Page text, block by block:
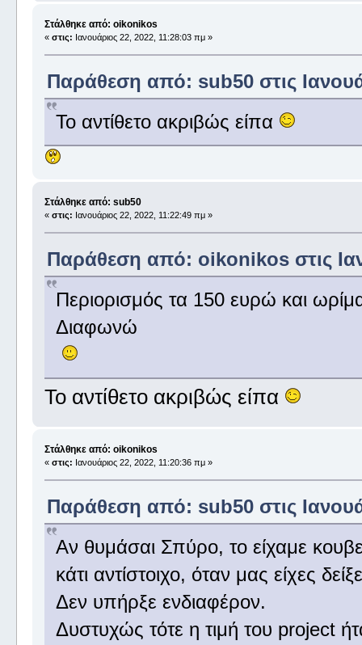
Στάλθηκε από: oikonikos
« στις: Ιανουάριος 22, 2022, 11:28:03 πμ »
Παράθεση από: sub50 στις
Το αντίθετο ακριβώς είπα
Στάλθηκε από: sub50
« στις: Ιανουάριος 22, 2022, 11:22:49 πμ »
Παράθεση από: oikonikos στις
Περιορισμός τα 150 ευρώ και
Διαφωνώ
Το αντίθετο ακριβώς είπα
Στάλθηκε από: oikonikos
« στις: Ιανουάριος 22, 2022, 11:20:36 πμ »
Παράθεση από: sub50 στις
Αν θυμάσαι Σπύρο, το είχαμε
κάτι αντίστοιχο, όταν μας είχες
Δεν υπήρξε ενδιαφέρον.
Δυστυχώς τότε η τιμή του project